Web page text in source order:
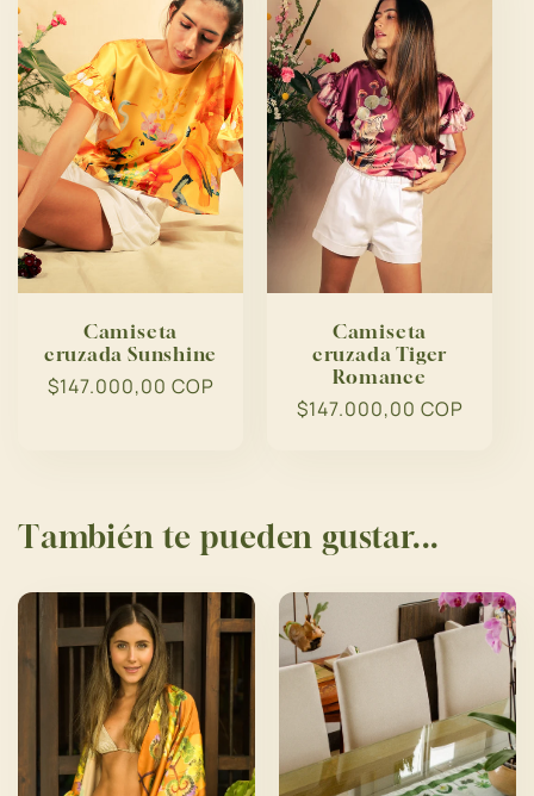
c
i
ó
n
:
Camiseta
cruzada Sunshine
Precio
$147.000,00 COP
Camiseta
cruzada Tiger
Romance
Precio
$147.000,00 COP
También te pueden gustar...